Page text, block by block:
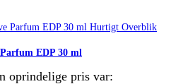
Hurtigt Overblik
EDP 30 ml
oprindelige pris var: